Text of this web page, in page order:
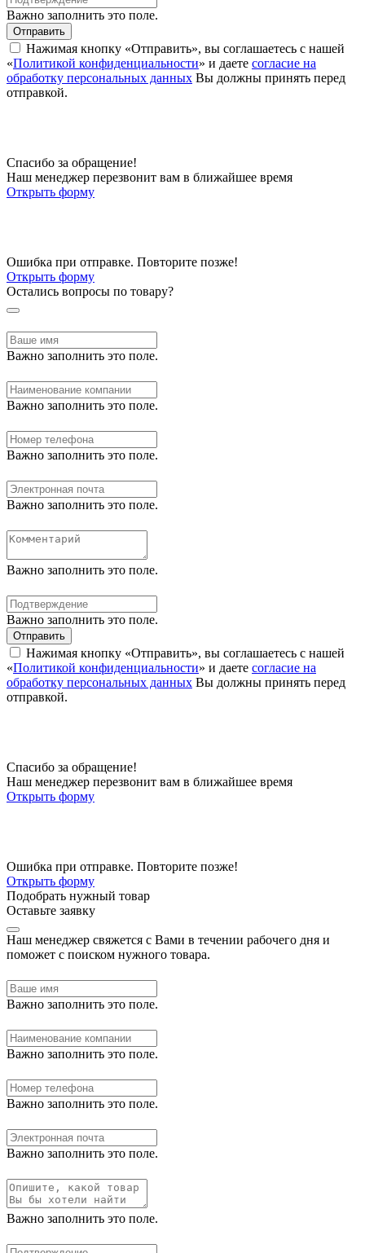
Важно заполнить это поле.
Отправить
Нажимая кнопку «Отправить», вы соглашаетесь с нашей
«Политикой конфиденциальности» и даете согласие на
обработку персональных данных Вы должны принять перед
отправкой.
Спасибо за обращение!
Наш менеджер перезвонит вам в ближайшее время
Открыть форму
Ошибка при отправке. Повторите позже!
Открыть форму
Остались вопросы по товару?
Важно заполнить это поле.
Важно заполнить это поле.
Важно заполнить это поле.
Важно заполнить это поле.
Важно заполнить это поле.
Важно заполнить это поле.
Отправить
Нажимая кнопку «Отправить», вы соглашаетесь с нашей
«Политикой конфиденциальности» и даете согласие на
обработку персональных данных Вы должны принять перед
отправкой.
Спасибо за обращение!
Наш менеджер перезвонит вам в ближайшее время
Открыть форму
Ошибка при отправке. Повторите позже!
Открыть форму
Подобрать нужный товар
Оставьте заявку
Наш менеджер свяжется с Вами в течении рабочего дня и
поможет с поиском нужного товара.
Важно заполнить это поле.
Важно заполнить это поле.
Важно заполнить это поле.
Важно заполнить это поле.
Важно заполнить это поле.